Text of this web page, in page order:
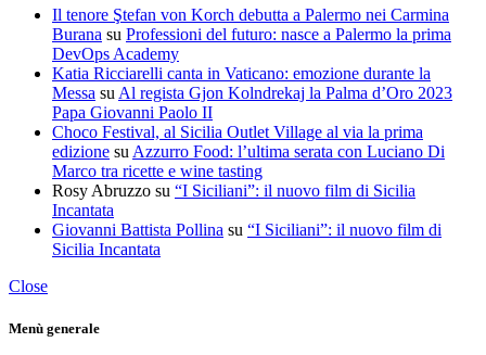
Il tenore Ştefan von Korch debutta a Palermo nei Carmina
Burana su Professioni del futuro: nasce a Palermo la prima
DevOps Academy
Katia Ricciarelli canta in Vaticano: emozione durante la
Messa su Al regista Gjon Kolndrekaj la Palma d’Oro 2023
Papa Giovanni Paolo II
Choco Festival, al Sicilia Outlet Village al via la prima
edizione su Azzurro Food: l’ultima serata con Luciano Di
Marco tra ricette e wine tasting
Rosy Abruzzo su “I Siciliani”: il nuovo film di Sicilia
Incantata
Giovanni Battista Pollina su “I Siciliani”: il nuovo film di
Sicilia Incantata
Close
Menù generale